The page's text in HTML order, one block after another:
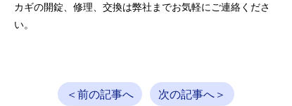
カギの開錠、修理、交換は弊社までお気軽にご連絡くださ
い。
＜前の記事へ 次の記事へ＞